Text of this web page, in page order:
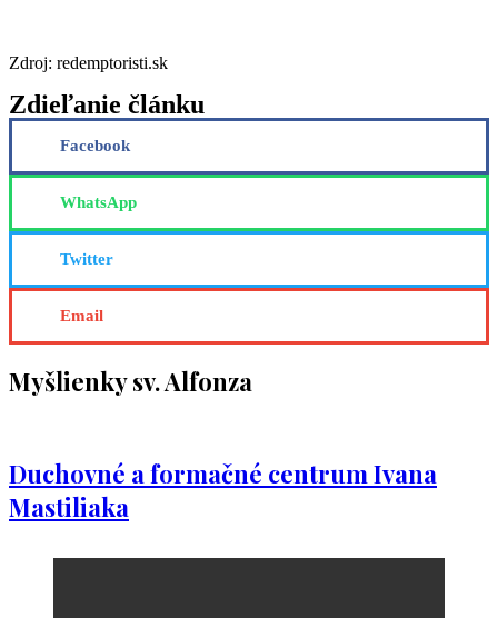
Zdroj: redemptoristi.sk
Zdieľanie článku
Facebook
WhatsApp
Twitter
Email
Myšlienky sv. Alfonza
Duchovné a formačné centrum Ivana
Mastiliaka